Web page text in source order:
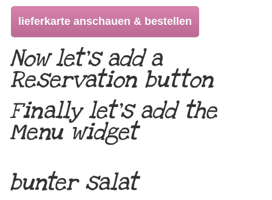
lieferkarte anschauen & bestellen
Now let’s add a
Reservation button
Finally let’s add the
Menu widget
bunter salat